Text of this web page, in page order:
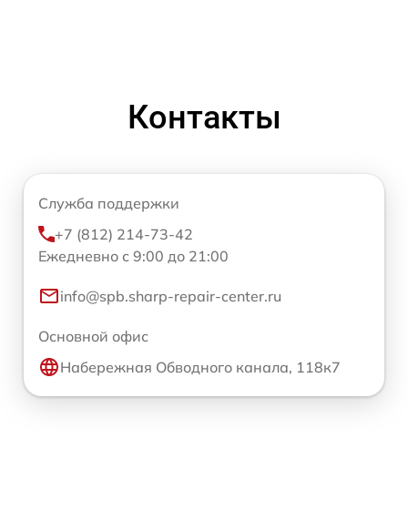
Контакты
Служба поддержки
+7 (812) 214-73-42
Ежедневно с 9:00 до 21:00
info@spb.sharp-repair-center.ru
Основной офис
Набережная Обводного канала, 118к7